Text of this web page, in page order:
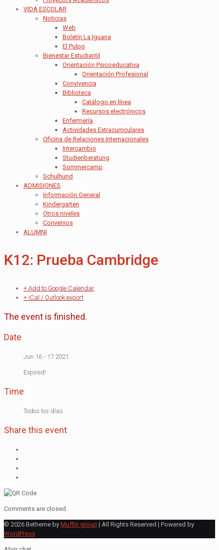
VIDA ESCOLAR
Noticias
Web
Boletín La Iguana
El Pulpo
Bienestar Estudiantil
Orientación Psicoeducativa
Orientación Profesional
Convivencia
Biblioteca
Catálogo en línea
Recursos electrónicos
Enfermería
Actividades Extracurriculares
Oficina de Relaciones Internacionales
Intercambio
Studienberatung
Sommercamp
Schulhund
ADMISIONES
Información General
Kindergarten
Otros niveles
Convenios
ALUMNI
K12: Prueba Cambridge
+ Add to Google Calendar
+ iCal / Outlook export
The event is finished.
Date
Jun 16 - 17 2021
Expired!
Time
Todos los días
Share this event
Comments are closed.
© 2026 Betheme by Muffin group | All Rights Reserved | Powered by
WordPress